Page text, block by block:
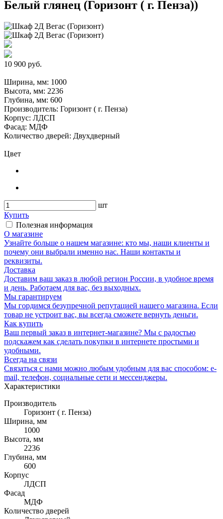
Белый глянец (Горизонт ( г. Пенза))
10 900 руб.
Ширина, мм: 1000
Высота, мм: 2236
Глубина, мм: 600
Производитель: Горизонт ( г. Пенза)
Корпус: ЛДСП
Фасад: МДФ
Количество дверей: Двухдверный
Цвет
шт
Купить
Полезная информация
О магазине
Узнайте больше о нашем магазине: кто мы, наши клиенты и
почему они выбрали именно нас. Наши контакты и
реквизиты.
Доставка
Доставим ваш заказ в любой регион России, в удобное время
и день. Работаем для вас, без выходных.
Мы гарантируем
Мы гордимся безупречной репутацией нашего магазина. Если
товар не устроит вас, вы всегда сможете вернуть деньги.
Как купить
Ваш первый заказ в интернет-магазине? Мы с радостью
подскажем как сделать покупки в интернете простыми и
удобными.
Всегда на связи
Связаться с нами можно любым удобным для вас способом: e-
mail, телефон, социальные сети и мессенджеры.
Характеристики
Производитель
Горизонт ( г. Пенза)
Ширина, мм
1000
Высота, мм
2236
Глубина, мм
600
Корпус
ЛДСП
Фасад
МДФ
Количество дверей